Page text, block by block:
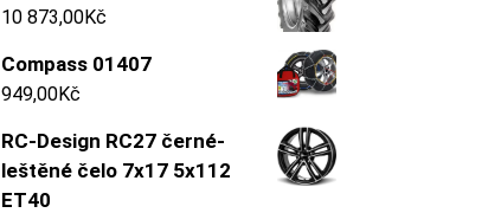
10 873,00Kč
Compass 01407
949,00Kč
RC-Design RC27 černé-
leštěné čelo 7x17 5x112
ET40